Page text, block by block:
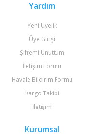
Yardım
Yeni Üyelik
Üye Girişi
Şifremi Unuttum
İletişim Formu
Havale Bildirim Formu
Kargo Takibi
İletişim
Kurumsal